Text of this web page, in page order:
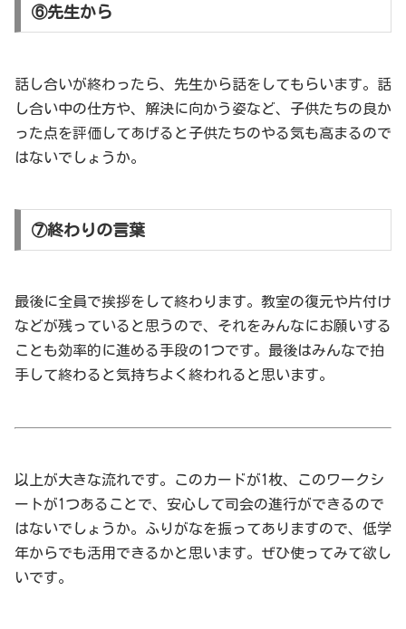
⑥先生から
話し合いが終わったら、先生から話をしてもらいます。話
し合い中の仕方や、解決に向かう姿など、子供たちの良か
った点を評価してあげると子供たちのやる気も高まるので
はないでしょうか。
⑦終わりの言葉
最後に全員で挨拶をして終わります。教室の復元や片付け
などが残っていると思うので、それをみんなにお願いする
ことも効率的に進める手段の1つです。最後はみんなで拍
手して終わると気持ちよく終われると思います。
以上が大きな流れです。このカードが1枚、このワークシ
ートが1つあることで、安心して司会の進行ができるので
はないでしょうか。ふりがなを振ってありますので、低学
年からでも活用できるかと思います。ぜひ使ってみて欲し
いです。